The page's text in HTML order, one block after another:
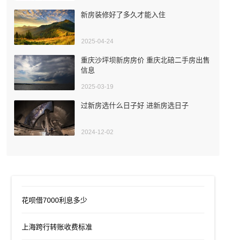
新房装修好了多久才能入住
2025-04-24
重庆沙坪坝新房房价 重庆北碚二手房出售
信息
2025-03-19
过新房选什么日子好 进新房选日子
2024-12-02
花呗借7000利息多少
上海跨行转账收费标准